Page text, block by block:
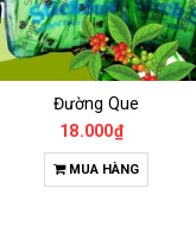
65.000₫
TUỲ CHỌN